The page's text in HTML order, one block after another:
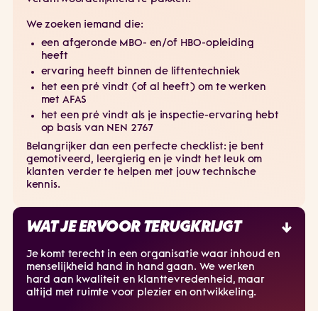
We zoeken iemand die:
een afgeronde MBO- en/of HBO-opleiding
heeft
ervaring heeft binnen de liftentechniek
het een pré vindt (of al heeft) om te werken
met AFAS
het een pré vindt als je inspectie-ervaring hebt
op basis van NEN 2767
Belangrijker dan een perfecte checklist: je bent
gemotiveerd, leergierig en je vindt het leuk om
klanten verder te helpen met jouw technische
kennis.
WAT JE ERVOOR TERUGKRIJGT
Je komt terecht in een organisatie waar inhoud en
menselijkheid hand in hand gaan. We werken
hard aan kwaliteit en klanttevredenheid, maar
altijd met ruimte voor plezier en ontwikkeling.